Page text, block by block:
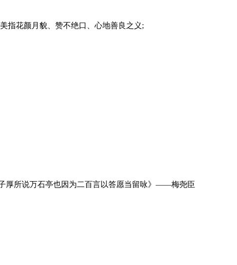
指花颜月貌、赞不绝口、心地善良之义;
厚所说万石亭也因为二百言以答愿当留咏》——梅尧臣